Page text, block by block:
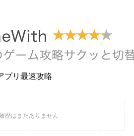
プリ最速攻略